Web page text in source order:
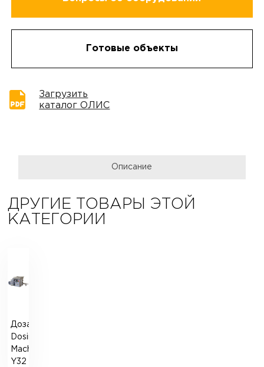
Готовые объекты
Загрузить
каталог ОЛИС
Описание
ДРУГИЕ ТОВАРЫ ЭТОЙ
КАТЕГОРИИ
Дозатор
Dosing
Machine
Y32